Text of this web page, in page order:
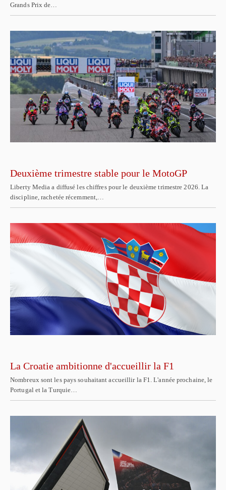
Grands Prix de…
Deuxième trimestre stable pour le MotoGP
Liberty Media a diffusé les chiffres pour le deuxième trimestre 2026. La
discipline, rachetée récemment,…
La Croatie ambitionne d'accueillir la F1
Nombreux sont les pays souhaitant accueillir la F1. L'année prochaine, le
Portugal et la Turquie…